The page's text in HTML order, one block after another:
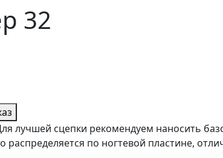
32
лучшей сцепки рекомендуем наносить
распределяется по ногтевой пластине,